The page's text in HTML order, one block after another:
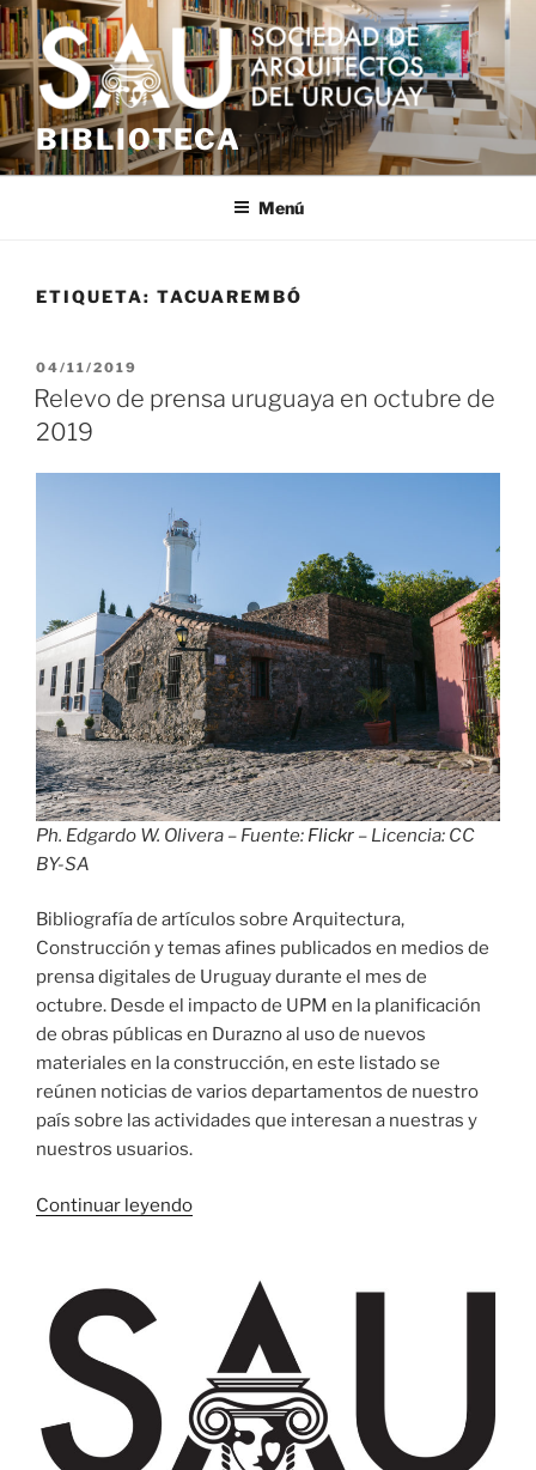
Saltar
al
contenido
BIBLIOTECA
Menú
ETIQUETA: TACUAREMBÓ
PUBLICADO
EL
04/11/2019
Relevo de prensa uruguaya en octubre de
2019
Ph. Edgardo W. Olivera – Fuente: Flickr – Licencia: CC
BY-SA
Bibliografía de artículos sobre Arquitectura,
Construcción y temas afines publicados en medios de
prensa digitales de Uruguay durante el mes de
octubre. Desde el impacto de UPM en la planificación
de obras públicas en Durazno al uso de nuevos
materiales en la construcción, en este listado se
reúnen noticias de varios departamentos de nuestro
país sobre las actividades que interesan a nuestras y
nuestros usuarios.
Continuar leyendo«Relevo
uruguaya
octubre
de
2019»